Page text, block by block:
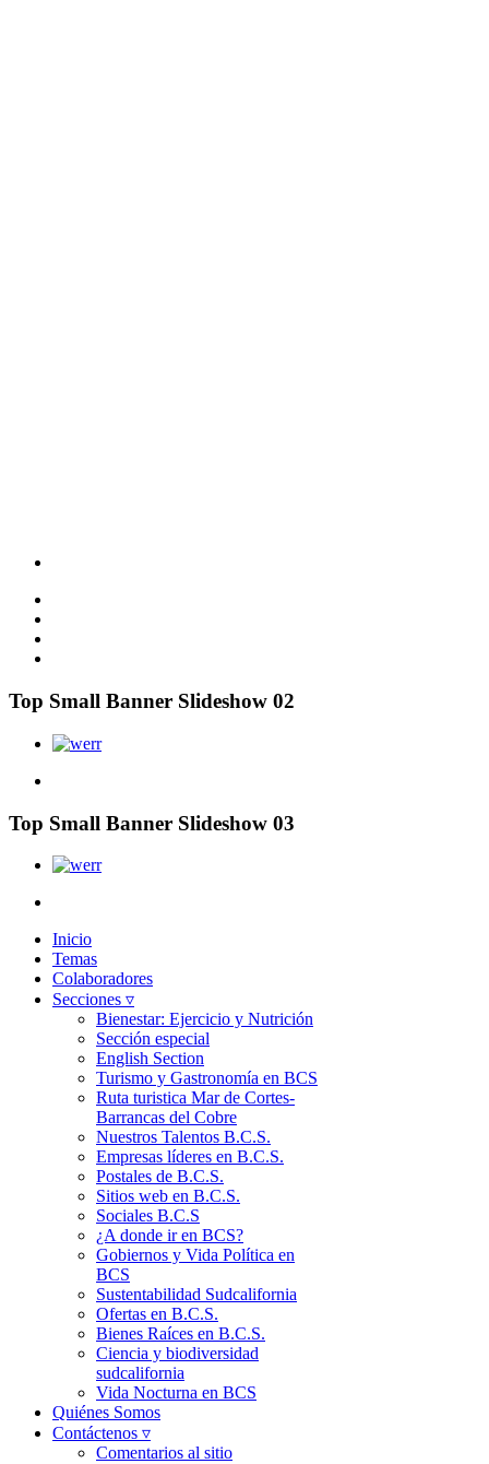
Top Small Banner Slideshow 02
Top Small Banner Slideshow 03
Inicio
Temas
Colaboradores
Secciones ▿
Bienestar: Ejercicio y Nutrición
Sección especial
English Section
Turismo y Gastronomía en BCS
Ruta turistica Mar de Cortes-
Barrancas del Cobre
Nuestros Talentos B.C.S.
Empresas líderes en B.C.S.
Postales de B.C.S.
Sitios web en B.C.S.
Sociales B.C.S
¿A donde ir en BCS?
Gobiernos y Vida Política en
BCS
Sustentabilidad Sudcalifornia
Ofertas en B.C.S.
Bienes Raíces en B.C.S.
Ciencia y biodiversidad
sudcalifornia
Vida Nocturna en BCS
Quiénes Somos
Contáctenos ▿
Comentarios al sitio